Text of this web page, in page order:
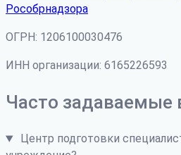
Рособрнадзора
ОГРН: 1206100030476
ИНН организации: 6165226593
Часто задаваемые
Центр подготовки